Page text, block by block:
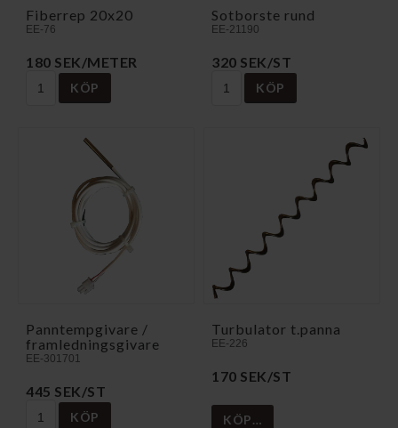
Fiberrep 20x20
EE-76
180 SEK/METER
KÖP
Sotborste rund
EE-21190
320 SEK/ST
KÖP
Panntempgivare /
framledningsgivare
EE-301701
445 SEK/ST
KÖP
Turbulator t.panna
EE-226
170 SEK/ST
KÖP…